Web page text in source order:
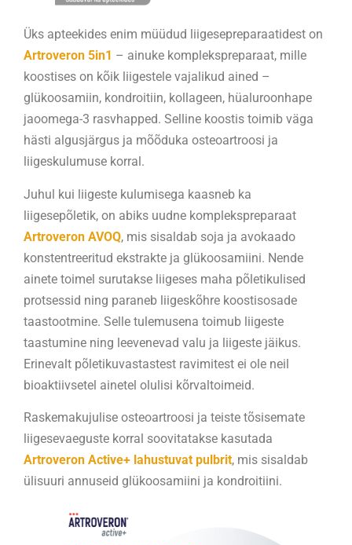
Üks apteekides enim müüdud liigesepreparaatidest on
Artroveron 5in1 – ainuke komplekspreparaat, mille
koostises on kõik liigestele vajalikud ained –
glükoosamiin, kondroitiin, kollageen, hüaluroonhape
jaoomega-3 rasvhapped. Selline koostis toimib väga
hästi algusjärgus ja mõõduka osteoartroosi ja
liigeskulumuse korral.
Juhul kui liigeste kulumisega kaasneb ka
liigesepõletik, on abiks uudne komplekspreparaat
Artroveron AVOQ, mis sisaldab soja ja avokaado
konstentreeritud ekstrakte ja glükoosamiini. Nende
ainete toimel surutakse liigeses maha põletikulised
protsessid ning paraneb liigeskõhre koostisosade
taastootmine. Selle tulemusena toimub liigeste
taastumine ning leevenevad valu ja liigeste jäikus.
Erinevalt põletikuvastastest ravimitest ei ole neil
bioaktiivsetel ainetel olulisi kõrvaltoimeid.
Raskemakujulise osteoartroosi ja teiste tõsisemate
liigesevaeguste korral soovitatakse kasutada
Artroveron Active+ lahustuvat pulbrit, mis sisaldab
ülisuuri annuseid glükoosamiini ja kondroitiini.